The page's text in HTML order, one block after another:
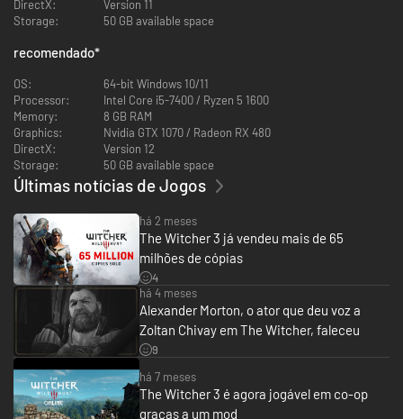
DirectX:
Version 11
Storage:
50 GB available space
recomendado*
OS:
64-bit Windows 10/11
Processor:
Intel Core i5-7400 / Ryzen 5 1600
Memory:
8 GB RAM
Graphics:
Nvidia GTX 1070 / Radeon RX 480
DirectX:
Version 12
Storage:
50 GB available space
Últimas notícias de Jogos
há 2 meses
The Witcher 3 já vendeu mais de 65
milhões de cópias
4
há 4 meses
Alexander Morton, o ator que deu voz a
Zoltan Chivay em The Witcher, faleceu
9
há 7 meses
The Witcher 3 é agora jogável em co-op
graças a um mod